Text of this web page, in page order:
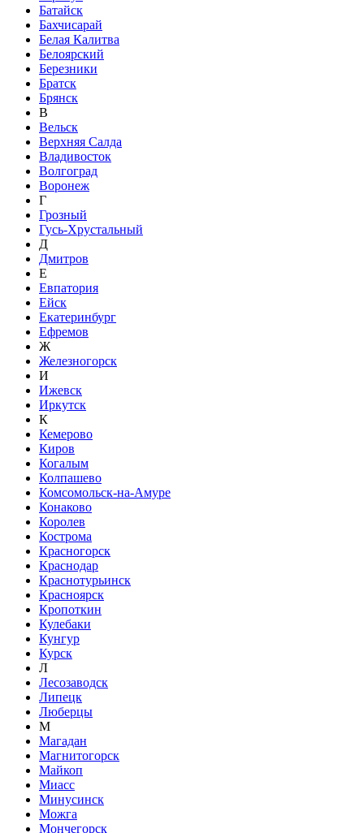
Батайск
Бахчисарай
Белая Калитва
Белоярский
Березники
Братск
Брянск
В
Вельск
Верхняя Салда
Владивосток
Волгоград
Воронеж
Г
Грозный
Гусь-Хрустальный
Д
Дмитров
Е
Евпатория
Ейск
Екатеринбург
Ефремов
Ж
Железногорск
И
Ижевск
Иркутск
К
Кемерово
Киров
Когалым
Колпашево
Комсомольск-на-Амуре
Конаково
Королев
Кострома
Красногорск
Краснодар
Краснотурьинск
Красноярск
Кропоткин
Кулебаки
Кунгур
Курск
Л
Лесозаводск
Липецк
Люберцы
М
Магадан
Магнитогорск
Майкоп
Миасс
Минусинск
Можга
Мончегорск